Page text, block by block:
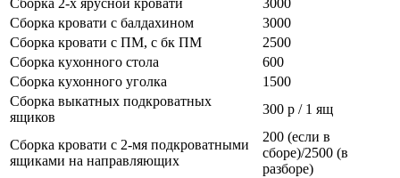
Сборка кровати с балдахином
3000
Сборка кровати с ПМ, с бк ПМ
2500
Сборка кухонного стола
600
Сборка кухонного уголка
1500
Сборка выкатных подкроватных
ящиков
300 р / 1 ящ
Сборка кровати с 2-мя подкроватными
ящиками на направляющих
200 (если в
сборе)/2500 (в
разборе)